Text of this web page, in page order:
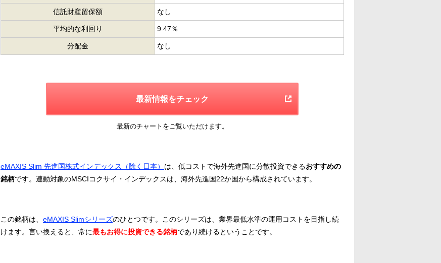
信託財産留保額 なし
平均的な利回り 9.47％
分配金 なし
最新情報をチェック
最新のチャートをご覧いただけます。
eMAXIS Slim 先進国株式インデックス（除く日本） は、低コストで海外先進国に分散投資できるおすすめの
銘柄です。連動対象のMSCIコクサイ・インデックスは、海外先進国22か国から構成されています。
この銘柄は、 eMAXIS Slimシリーズのひとつです。このシリーズは、業界最低水準の運用コストを目指し続
けます。言い換えると、常に最もお得に投資できる銘柄であり続けるということです。